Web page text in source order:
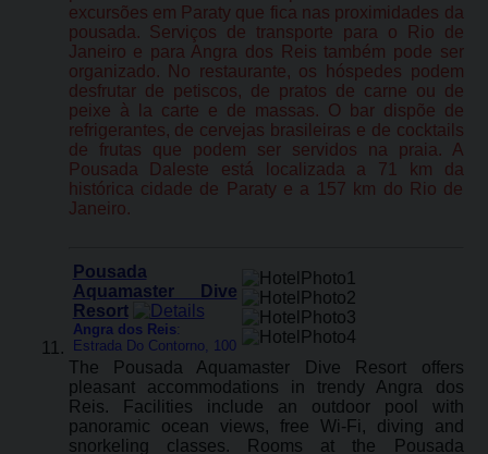
excursões em Paraty que fica nas proximidades da
pousada. Serviços de transporte para o Rio de
Janeiro e para Angra dos Reis também pode ser
organizado. No restaurante, os hóspedes podem
desfrutar de petiscos, de pratos de carne ou de
peixe à la carte e de massas. O bar dispõe de
refrigerantes, de cervejas brasileiras e de cocktails
de frutas que podem ser servidos na praia. A
Pousada Daleste está localizada a 71 km da
histórica cidade de Paraty e a 157 km do Rio de
Janeiro.
Pousada
Aquamaster Dive
Resort
Angra dos Reis:
Estrada Do Contorno, 100
The Pousada Aquamaster Dive Resort offers
pleasant accommodations in trendy Angra dos
Reis. Facilities include an outdoor pool with
panoramic ocean views, free Wi-Fi, diving and
snorkeling classes. Rooms at the Pousada